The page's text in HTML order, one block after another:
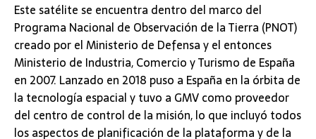
Este satélite se encuentra dentro del marco del
Programa Nacional de Observación de la Tierra (PNOT)
creado por el Ministerio de Defensa y el entonces
Ministerio de Industria, Comercio y Turismo de España
en 2007. Lanzado en 2018 puso a España en la órbita de
la tecnología espacial y tuvo a GMV como proveedor
del centro de control de la misión, lo que incluyó todos
los aspectos de planificación de la plataforma y de la